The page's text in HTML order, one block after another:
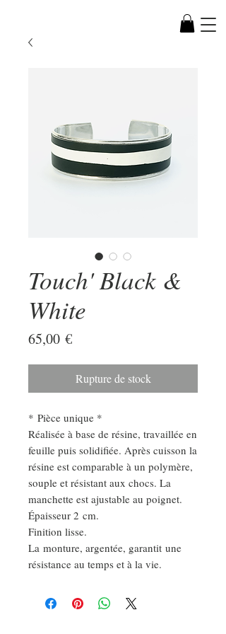
Touch' Black &
White
65,00 €Prix
Rupture de stock
* Pièce unique *
Réalisée à base de résine, travaillée en
feuille puis solidifiée. Après cuisson la
résine est comparable à un polymère,
souple et résistant aux chocs. La
manchette est ajustable au poignet.
Épaisseur 2 cm.
Finition lisse.
La monture, argentée, garantit une
résistance au temps et à la vie.